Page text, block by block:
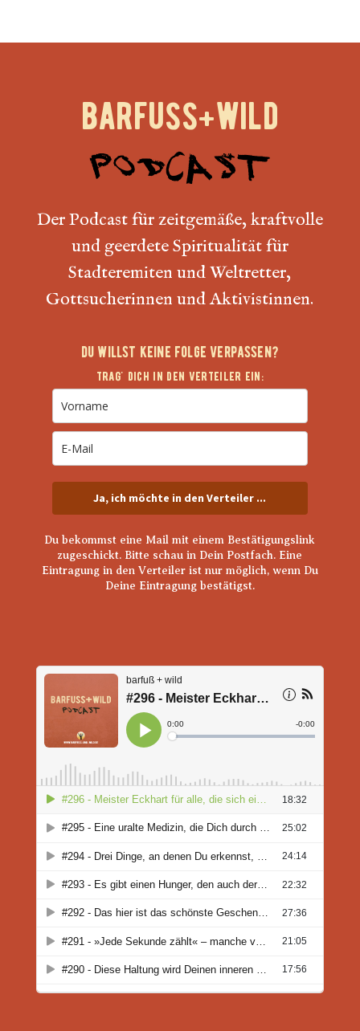
barfuss+wild
podcast
Der Podcast fürzeitgemäße, kraftvolle
und geerdete Spiritualität für
Stadteremiten und Weltretter,
Gottsucherinnen und Aktivistinnen.
Du willst keine Folge verpassen?
Trag' Dich in den Verteiler ein:
Ja, ich möchte in den Verteiler ...
Du bekommst eine Mail mit einem Bestätigungslink
zugeschickt. Bitte schau in Dein Postfach. Eine
Eintragung in den Verteiler ist nur möglich, wenn Du
Deine Eintragung bestätigst.